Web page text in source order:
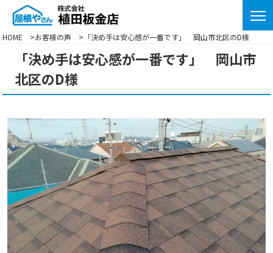
HOME お客様の声 「決め手は安心感が一番です」 岡山市北区のD様
「決め手は安心感が一番です」 岡山市
北区のD様